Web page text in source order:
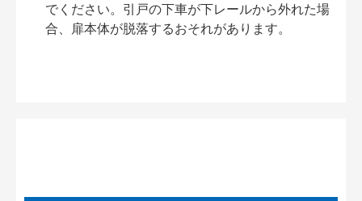
でください。引戸の下車が下レールから外れた場
合、扉本体が脱落するおそれがあります。